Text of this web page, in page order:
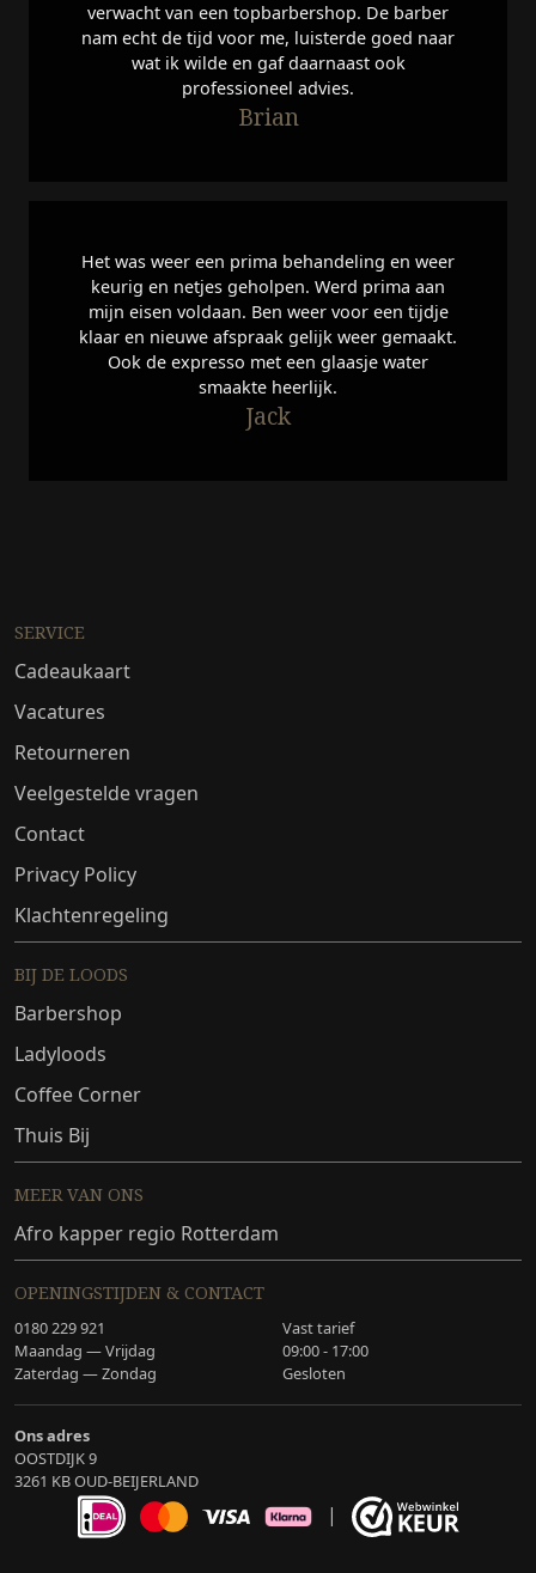
verwacht van een topbarbershop. De barber
nam echt de tijd voor me, luisterde goed naar
wat ik wilde en gaf daarnaast ook
professioneel advies.
Brian
Het was weer een prima behandeling en weer
keurig en netjes geholpen. Werd prima aan
mijn eisen voldaan. Ben weer voor een tijdje
klaar en nieuwe afspraak gelijk weer gemaakt.
Ook de expresso met een glaasje water
smaakte heerlijk.
Jack
SERVICE
Cadeaukaart
Vacatures
Retourneren
Veelgestelde vragen
Contact
Privacy Policy
Klachtenregeling
BIJ DE LOODS
Barbershop
Ladyloods
Coffee Corner
Thuis Bij
MEER VAN ONS
Afro kapper regio Rotterdam
OPENINGSTIJDEN & CONTACT
0180 229 921
Vast tarief
Maandag — Vrijdag
09:00 - 17:00
Zaterdag — Zondag
Gesloten
Ons adres
OOSTDIJK 9
3261 KB OUD-BEIJERLAND
|